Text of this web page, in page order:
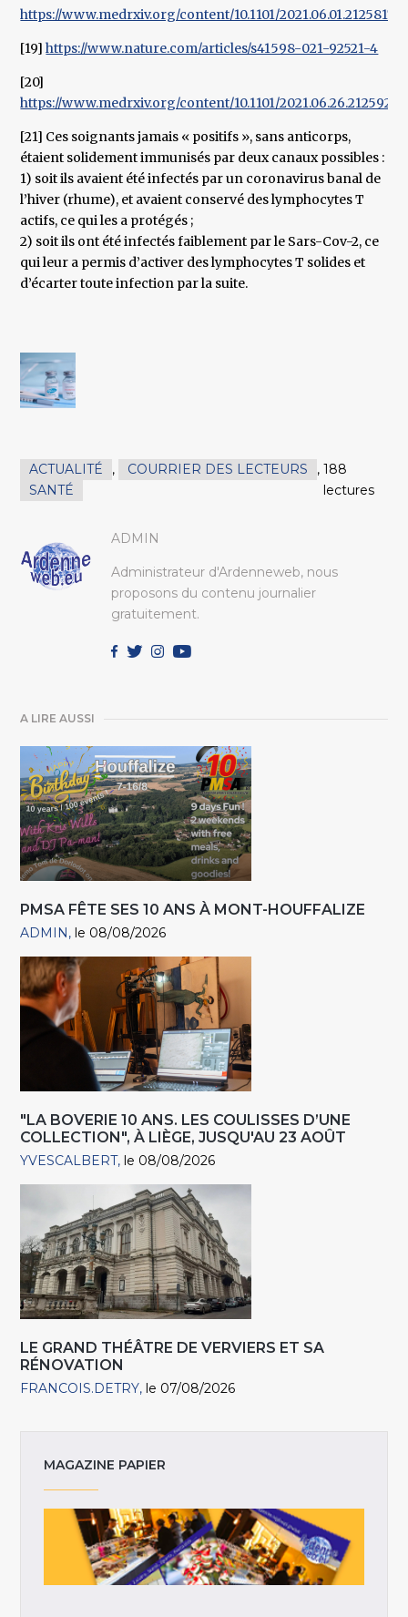
https://www.medrxiv.org/content/10.1101/
[19]https://www.nature.com/articles/s41598-021-92521-4
[20]
https://www.medrxiv.org/content/10.1101/
[21] Ces soignants jamais « positifs », sans anticorps,
étaient solidement immunisés par deux canaux possibles :
1) soit ils avaient été infectés par un coronavirus banal de
l’hiver (rhume), et avaient conservé des lymphocytes T
actifs, ce qui les a protégés ;
2) soit ils ont été infectés faiblement par le Sars-Cov-2, ce
qui leur a permis d’activer des lymphocytes T solides et
d’écarter toute infection par la suite.
ACTUALITÉ , COURRIER DES LECTEURS
,
SANTÉ
188
lectures
ADMIN
Administrateur d'Ardenneweb, nous
proposons du contenu journalier
gratuitement.
A LIRE AUSSI
PMSA FÊTE SES 10 ANS À MONT-HOUFFALIZE
ADMIN le 08/08/2026
"LA BOVERIE 10 ANS. LES COULISSES D’UNE
COLLECTION", À LIÈGE, JUSQU'AU 23 AOÛT
YVESCALBERT le 08/08/2026
LE GRAND THÉÂTRE DE VERVIERS ET SA
RÉNOVATION
FRANCOIS.DETRY le 07/08/2026
MAGAZINE PAPIER